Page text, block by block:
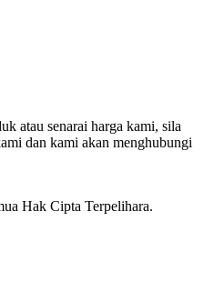
atau senarai harga kami, sila
dan kami akan menghubungi
Hak Cipta Terpelihara.